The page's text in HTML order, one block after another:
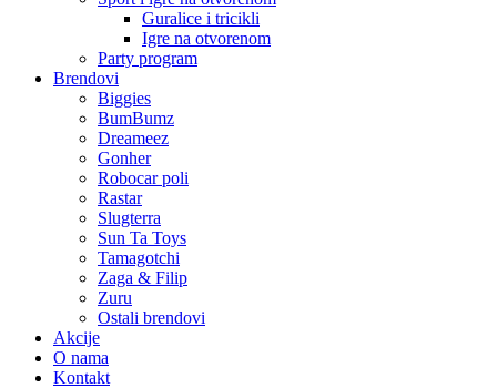
Guralice i tricikli
Igre na otvorenom
Party program
Brendovi
Biggies
BumBumz
Dreameez
Gonher
Robocar poli
Rastar
Slugterra
Sun Ta Toys
Tamagotchi
Zaga & Filip
Zuru
Ostali brendovi
Akcije
O nama
Kontakt